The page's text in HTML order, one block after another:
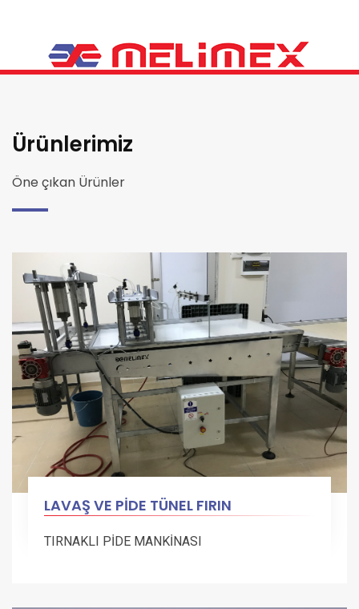
Ürünlerimiz
Öne çıkan Ürünler
LAVAŞ VE PİDE TÜNEL FIRIN
TIRNAKLI PİDE MANKİNASI